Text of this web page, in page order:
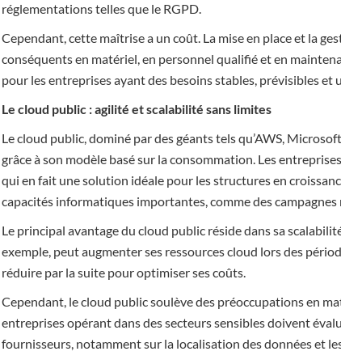
réglementations telles que le RGPD.
Cependant, cette maîtrise a un coût. La mise en place et la
conséquents en matériel, en personnel qualifié et en
pour les entreprises ayant des besoins stables, prévisibles
Le cloud public : agilité et scalabilité sans limites
Le cloud public, dominé par des géants tels qu’AWS,
grâce à son modèle basé sur la consommation. Les
qui en fait une solution idéale pour les structures en
capacités informatiques importantes, comme des
Le principal avantage du cloud public réside dans sa
exemple, peut augmenter ses ressources cloud lors des
réduire par la suite pour optimiser ses coûts.
Cependant, le cloud public soulève des préoccupations en
entreprises opérant dans des secteurs sensibles doivent
fournisseurs, notamment sur la localisation des données et